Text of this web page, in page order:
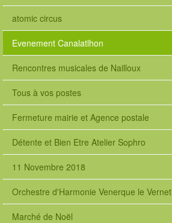
atomic circus
Evenement Canalatlhon
Rencontres musicales de Nailloux
Tous à vos postes
Fermeture mairie et Agence postale
Détente et Bien Etre Atelier Sophro
11 Novembre 2018
Orchestre d'Harmonie Venerque le Vernet
Marché de Noël